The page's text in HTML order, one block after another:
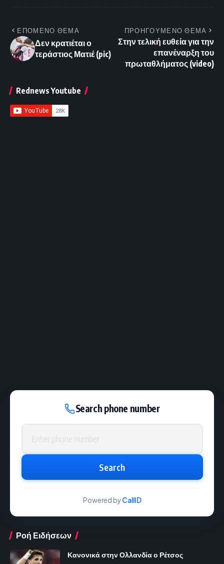
ΕΠΟΜΕΝΟ ΘΕΜΑ
Δεν κρατιέται ο
τεράστιος Ματιέ (pic)
ΠΡΟΗΓΟΥΜΕΝΟ ΘΕΜΑ
Στην τελική ευθεία για την
επανέναρξη του
πρωταθλήματος (video)
Rednews Youtube
Search phone number
Phone number
Search
Powered byCallID
Ροή Ειδήσεων
Κανονικά στην Ολλανδία ο Ρέτσος